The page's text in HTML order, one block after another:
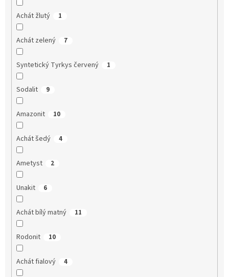
Achát žlutý 1
Achát zelený 7
Syntetický Tyrkys červený 1
Sodalit 9
Amazonit 10
Achát šedý 4
Ametyst 2
Unakit 6
Achát bílý matný 11
Rodonit 10
Achát fialový 4